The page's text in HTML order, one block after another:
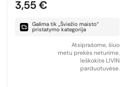
3,55 €
Galima tik „Šviežio maisto“
pristatymo kategorija
Atsiprašome, šiuo
metu prekės neturime.
Ieškokite LIVIN
parduotuvėse.